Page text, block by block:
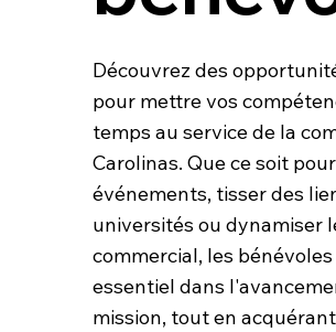
Découvrez des
pour mettre vos
temps au service de la
Carolinas. Que ce soit
événements, tisser des
universités ou dynamiser
commercial, les
essentiel dans
mission, tout en